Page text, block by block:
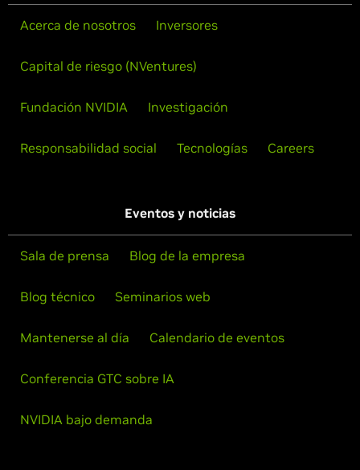
Acerca de nosotros Inversores
Capital de riesgo (NVentures)
Fundación NVIDIA Investigación
Responsabilidad social Tecnologías Careers
Eventos y noticias
Sala de prensa Blog de la empresa
Blog técnico Seminarios web
Mantenerse al día Calendario de eventos
Conferencia GTC sobre IA
NVIDIA bajo demanda